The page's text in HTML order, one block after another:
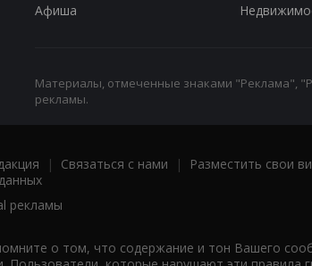
Афиша
Материалы, отмеченные знаками "Реклама",
рекламы.
| Связаться с нами | Разместить свои
рекламы
о том, что содержание и тон Вашего